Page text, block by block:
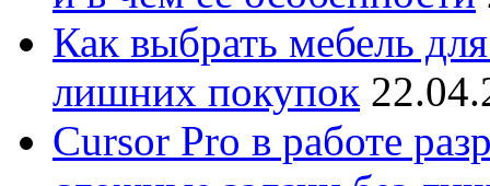
Как выбрать мебель
лишних покупок
Cursor Pro в работе